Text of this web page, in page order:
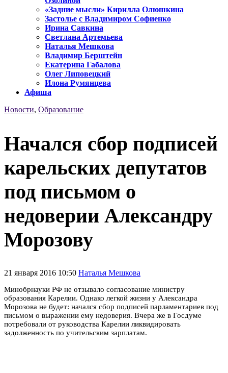
«Задние мысли» Кирилла Олюшкина
Застолье с Владимиром Софиенко
Ирина Савкина
Светлана Артемьева
Наталья Мешкова
Владимир Берштейн
Екатерина Габалова
Олег Липовецкий
Илона Румянцева
Афиша
Новости, Образование
Начался сбор подписей
карельских депутатов
под письмом о
недоверии Александру
Морозову
21 января 2016 10:50 Наталья Мешкова
Минобрнауки РФ не отзывало согласование министру
образования Карелии. Однако легкой жизни у Александра
Морозова не будет: начался сбор подписей парламентариев под
письмом о выражении ему недоверия. Вчера же в Госдуме
потребовали от руководства Карелии ликвидировать
задолженность по учительским зарплатам.